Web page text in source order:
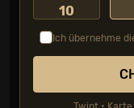
10
Ich übernehme